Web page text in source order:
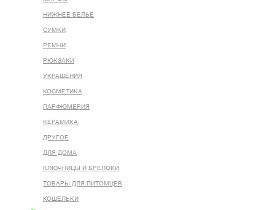
НИЖНЕЕ БЕЛЬЕ
СУМКИ
РЕМНИ
РЮКЗАКИ
УКРАШЕНИЯ
КОСМЕТИКА
ПАРФЮМЕРИЯ
КЕРАМИКА
ДРУГОЕ
ДЛЯ ДОМА
КЛЮЧНИЦЫ И БРЕЛОКИ
ТОВАРЫ ДЛЯ ПИТОМЦЕВ
КОШЕЛЬКИ